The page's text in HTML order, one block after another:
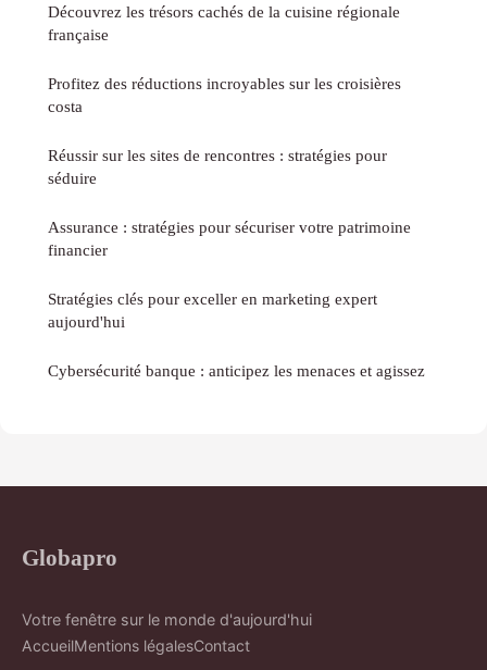
Découvrez les trésors cachés de la cuisine régionale
française
Profitez des réductions incroyables sur les croisières
costa
Réussir sur les sites de rencontres : stratégies pour
séduire
Assurance : stratégies pour sécuriser votre patrimoine
financier
Stratégies clés pour exceller en marketing expert
aujourd'hui
Cybersécurité banque : anticipez les menaces et agissez
Globapro
Votre fenêtre sur le monde d'aujourd'hui
AccueilMentions légalesContact